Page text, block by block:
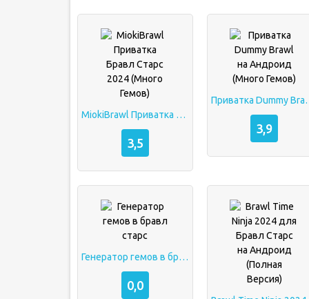
MiokiBrawl Приватка Бравл Старс 2024 (Много Гемов)
3,5
Приватка
3,9
Генератор гемов в бравл старс
0,0